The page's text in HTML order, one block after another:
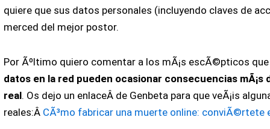
quiere que sus datos personales (incluyendo claves de
merced del mejor postor.
Por Ãºltimo quiero comentar a los mÃ¡s escÃ©pticos
datos en la red pueden ocasionar consecuencias mÃ¡s
real. Os dejo un enlaceÂ de Genbeta para que veÃ¡is
reales:Â CÃ³mo fabricar una muerte online: conviÃ©rtete